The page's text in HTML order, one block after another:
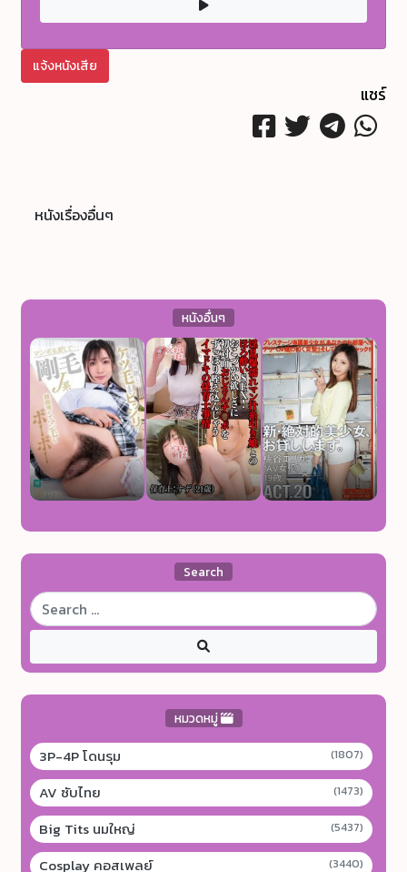
แจ้งหนังเสีย
แชร์
หนังเรื่องอื่นๆ
หนังอื่นๆ
Search
หมวดหมู่
3P-4P โดนรุม (1807)
AV ซับไทย (1473)
Big Tits นมใหญ่ (5437)
Cosplay คอสเพลย์ (3440)